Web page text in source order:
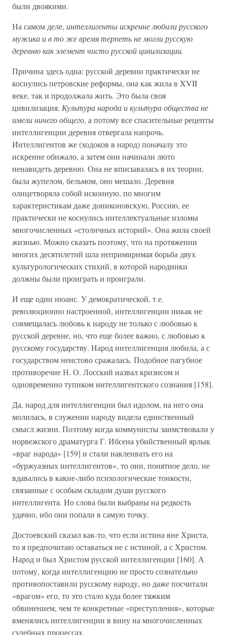
были двоякими.
На самом деле, интеллигенты искренне любили русского
мужика и в то же время терпеть не могли русскую
деревню как элемент чисто русской цивилизации.
Причина здесь одна: русской деревни практически не
коснулись петровские реформы, она как жила в XVII
веке, так и продолжала жить. Это была своя
цивилизация. Культура народа и культура общества не
имели ничего общего, а потому все спасительные рецепты
интеллигенции деревня отвергала напрочь.
Интеллигентов же (ходоков в народ) поначалу это
искренне обижало, а затем они начинали люто
ненавидеть деревню. Она не вписывалась в их теории,
была жупелом, бельмом, оно мешало. Деревня
олицетворяла собой исконную, по многим
характеристикам даже дониконовскую, Россию, ее
практически не коснулись интеллектуальные изломы
многочисленных «столичных историй». Она жила своей
жизнью. Можно сказать поэтому, что на протяжении
многих десятилетий шла непримиримая борьба двух
культурологических стихий, в которой народники
должны были проиграть и проиграли.
И еще один нюанс. У демократической, т.е.
революционно настроенной, интеллигенции никак не
совмещалась любовь к народу не только с любовью к
русской деревне, но, что еще более важно, с любовью к
русскому государству. Народ интеллигенция любила, а с
государством неистово сражалась. Подобное пагубное
противоречие Н. О. Лосский назвал кризисом и
одновременно тупиком интеллигентского сознания [158].
Да, народ для интеллигенции был идолом, на него она
молилась, в служении народу видела единственный
смысл жизни. Поэтому когда коммунисты заимствовали у
норвежского драматурга Г. Ибсена убийственный ярлык
«враг народа» [159] и стали наклеивать его на
«буржуазных интеллигентов», то они, понятное дело, не
вдавались в какие-либо психологические тонкости,
связанные с особым складом души русского
интеллигента. Но слова были выбраны на редкость
удачно, ибо они попали в самую точку.
Достоевский сказал как-то, что если истина вне Христа,
то я предпочитаю оставаться не с истиной, а с Христом.
Народ и был Христом русской интеллигенции [160]. А
потому, когда интеллигенцию не просто сознательно
противопоставили русскому народу, но даже посчитали
«врагом» его, то это стало куда более тяжким
обвинением, чем те конкретные «преступления», которые
вменялись интеллигенции в вину на многочисленных
судебных процессах.